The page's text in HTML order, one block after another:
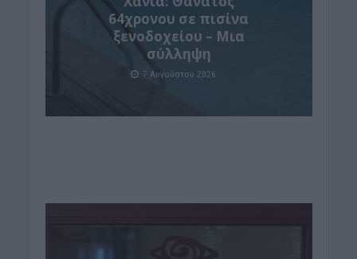
64χρονου σε πισίνα
ξενοδοχείου – Μια
σύλληψη
7 Αυγούστου 2026